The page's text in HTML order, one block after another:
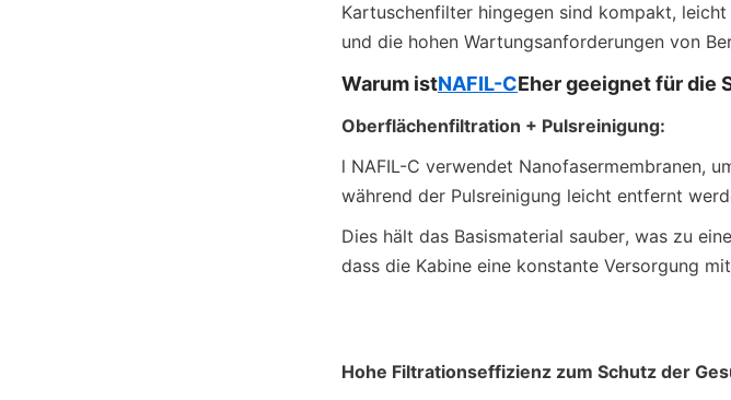
Kartuschenfilter hingegen sind kompakt,
und die hohen Wartungsanforderungen von
Warum istNAFIL-CEher geeignet für die
Oberflächenfiltration + Pulsreinigung:
l NAFIL-C verwendet Nanofasermembranen,
während der Pulsreinigung leicht entfernt
Dies hält das Basismaterial sauber, was zu
dass die Kabine eine konstante Versorgung
Hohe Filtrationseffizienz zum Schutz der